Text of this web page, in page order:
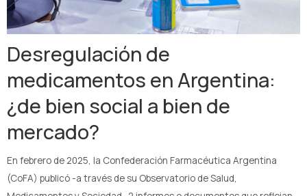
Desregulación de
medicamentos en Argentina:
¿de bien social a bien de
mercado?
En febrero de 2025, la Confederación Farmacéutica Argentina
(CoFA) publicó -a través de su Observatorio de Salud,